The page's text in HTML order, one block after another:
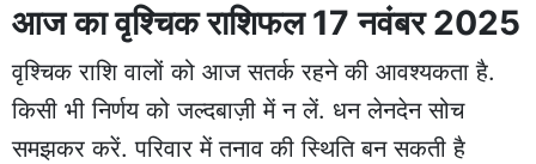
आज का वृश्चिक राशिफल 17 नवंबर 2025
वृश्चिक राशि वालों को आज सतर्क रहने की आवश्यकता है.
किसी भी निर्णय को जल्दबाज़ी में न लें. धन लेनदेन सोच
समझकर करें. परिवार में तनाव की स्थिति बन सकती है